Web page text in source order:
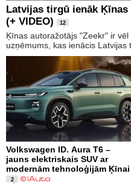
Latvijas tirgū ienāk
(+ VIDEO)
12
Ķīnas autoražotājs "Zeekr" ir
uzņēmums, kas ienācis Latvijas
Volkswagen ID. Aura T6 –
jauns elektriskais SUV ar
modernām tehnoloģijām Ķīnai
2